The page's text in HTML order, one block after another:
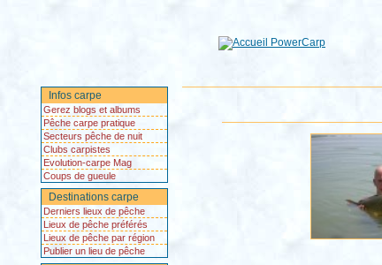
Infos carpe
Gerez blogs et albums
Pêche carpe pratique
Secteurs pêche de nuit
Clubs carpistes
Evolution-carpe Mag
Coups de gueule
Destinations carpe
Derniers lieux de pêche
Lieux de pêche préférés
Lieux de pêche par région
Publier un lieu de pêche